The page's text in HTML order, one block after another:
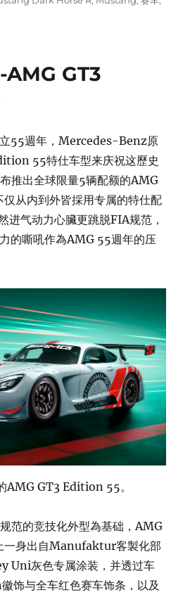
GT3
55週年，Mercedes-Benz原
55特仕车型来庆祝这歷史
推出全球限量5辆配额的AMG
从内到外皆採用专属的特仕配
进气动力心臟更跳脱FIA规范，
的嘶吼作為AMG 55週年的压
AMG GT3 Edition 55。
范的竞技化外型為基础，AMG
身出自Manufaktur客製化部
Uni灰色专属涂装，并透过车
饰与全车红色赛车饰条，以及